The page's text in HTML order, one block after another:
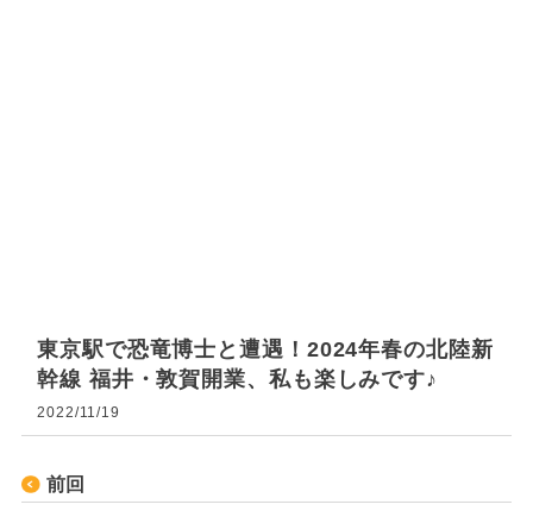
東京駅で恐竜博士と遭遇！2024年春の北陸新
幹線 福井・敦賀開業、私も楽しみです♪
2022/11/19
前回